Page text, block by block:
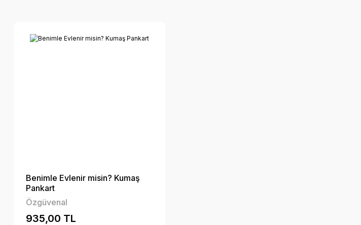
Benimle Evlenir misin? Kumaş
Pankart
Özgüvenal
935,00 TL